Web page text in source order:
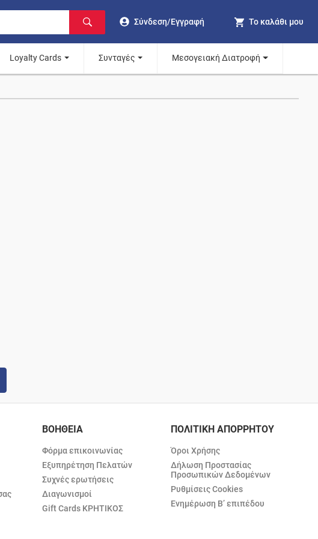
Σύνδεση/Εγγραφή Το καλάθι μου
Loyalty Cards Συνταγές Μεσογειακή Διατροφή
ΒΟΗΘΕΙΑ
Φόρμα επικοινωνίας
Εξυπηρέτηση Πελατών
Συχνές ερωτήσεις
Διαγωνισμοί
Gift Cards ΚΡΗΤΙΚΟΣ
ΠΟΛΙΤΙΚΗ ΑΠΟΡΡΗΤΟΥ
Όροι Χρήσης
Δήλωση Προστασίας
Προσωπικών Δεδομένων
Ρυθμίσεις Cookies
Ενημέρωση Β’ επιπέδου